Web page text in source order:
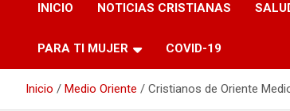
INICIO NOTICIAS CRISTIANAS
PARA TI MUJER COVID-19
Inicio Medio Oriente Cristianos de Oriente